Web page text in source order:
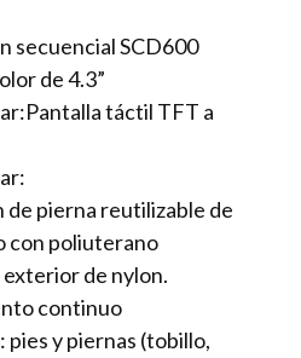
secuencial SCD600
de 4.3”
táctil TFT a
de pierna reutilizable de
con poliuterano
de nylon.
continuo
y piernas (tobillo,